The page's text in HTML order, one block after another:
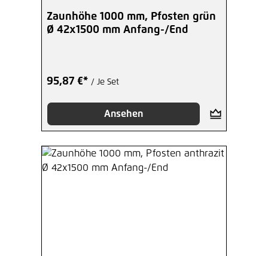
Zaunhöhe 1000 mm, Pfosten grün
Ø 42x1500 mm Anfang-/End
95,87 €* / Je Set
Ansehen